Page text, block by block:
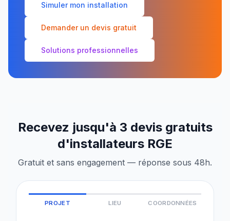
Simuler mon installation
Demander un devis gratuit
Solutions professionnelles
Recevez jusqu'à 3 devis gratuits
d'installateurs RGE
Gratuit et sans engagement — réponse sous 48h.
PROJET LIEU COORDONNÉES